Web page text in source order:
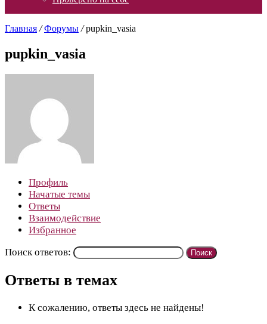
Главная / Форумы / pupkin_vasia
pupkin_vasia
Профиль
Начатые темы
Ответы
Взаимодействие
Избранное
Поиск ответов:
Ответы в темах
К сожалению, ответы здесь не найдены!